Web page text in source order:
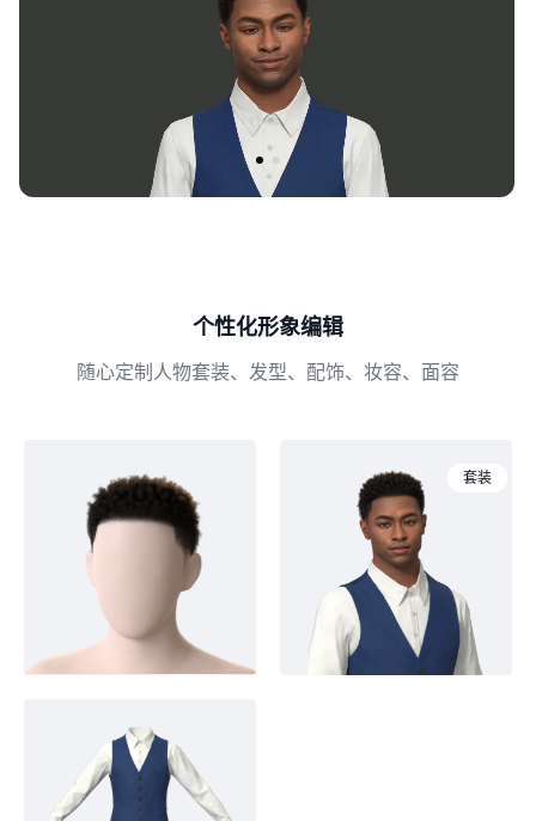
个性化形象编辑
随心定制人物套装、发型、配饰、妆容、面容
发型
人物
套装